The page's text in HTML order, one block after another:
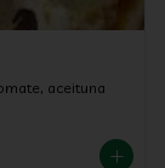
aceituna